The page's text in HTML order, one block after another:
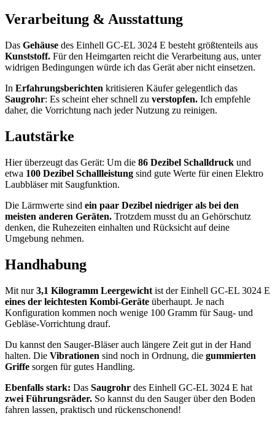
Verarbeitung & Ausstattung
Das Gehäuse des Einhell GC-EL 3024 E besteht größtenteils aus
Kunststoff. Für den Heimgarten reicht die Verarbeitung aus, unter
widrigen Bedingungen würde ich das Gerät aber nicht einsetzen.
In Erfahrungsberichten kritisieren Käufer gelegentlich das
Saugrohr: Es scheint eher schnell zu verstopfen. Ich empfehle
daher, die Vorrichtung nach jeder Nutzung zu reinigen.
Lautstärke
Hier überzeugt das Gerät: Um die 86 Dezibel Schalldruck und
etwa 100 Dezibel Schallleistung sind gute Werte für einen Elektro
Laubbläser mit Saugfunktion.
Die Lärmwerte sind ein paar Dezibel niedriger als bei den
meisten anderen Geräten. Trotzdem musst du an Gehörschutz
denken, die Ruhezeiten einhalten und Rücksicht auf deine
Umgebung nehmen.
Handhabung
Mit nur3,1 Kilogramm Leergewicht ist der Einhell GC-EL 3024 E
eines der leichtesten Kombi-Geräte überhaupt. Je nach
Konfiguration kommen noch wenige 100 Gramm für Saug- und
Gebläse-Vorrichtung drauf.
Du kannst den Sauger-Bläser auch längere Zeit gut in der Hand
halten. Die Vibrationen sind noch in Ordnung, die gummierten
Griffe sorgen für gutes Handling.
Ebenfalls stark: Das Saugrohr des Einhell GC-EL 3024 E hat
zwei Führungsräder. So kannst du den Sauger über den Boden
fahren lassen, praktisch und rückenschonend!